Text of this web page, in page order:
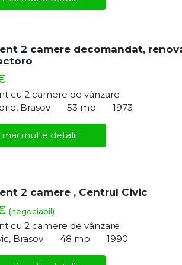
2 camere decomandat,
cu 2 camere de vânzare
Brasov
53 mp 1973
mai multe detalii
2 camere , Centrul Civic
(negociabil)
cu 2 camere de vânzare
Brasov
48 mp 1990